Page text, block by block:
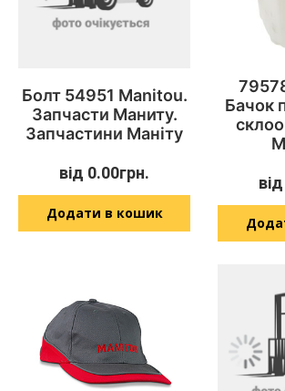
Болт 54951 Manitou.
Запчасти Маниту.
Запчастини Маніту
від 0.00грн.
Додати в кошик
Бачок
від